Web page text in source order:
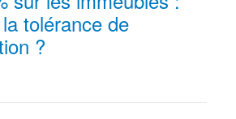
la tolérance de
?